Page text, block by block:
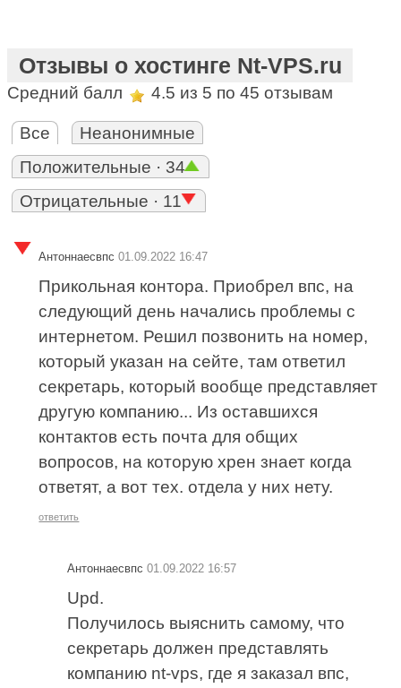
Отзывы о хостинге Nt-VPS.ru
Средний балл 4.5 из 5 по45 отзывам
Все
Неанонимные
Положительные · 34
Отрицательные · 11
Антоннаесвпс 01.09.2022 16:47
Прикольная контора. Приобрел впс, на
следующий день начались проблемы с
интернетом. Решил позвонить на номер,
который указан на сейте, там ответил
секретарь, который вообще представляет
другую компанию... Из оставшихся
контактов есть почта для общих
вопросов, на которую хрен знает когда
ответят, а вот тех. отдела у них нету.
ответить
Антоннаесвпс 01.09.2022 16:57
Upd.
Получилось выяснить самому, что
секретарь должен представлять
компанию nt-vps, где я заказал впс,